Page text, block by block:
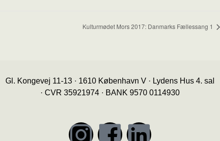
Kulturmødet Mors 2017: Danmarks Fællessang 1
Gl. Kongevej 11-13 · 1610 København V · Lydens Hus 4. sal
· CVR 35921974 · BANK 9570 0114930